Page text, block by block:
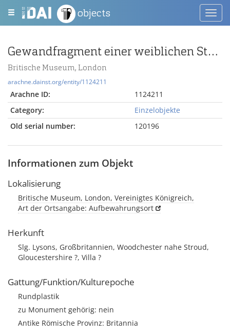
objects
Gewandfragment einer weiblichen Statuette
Britische Museum, London
arachne.dainst.org/entity/1124211
Arachne ID:
1124211
Category:
Einzelobjekte
Old serial number:
120196
Informationen zum Objekt
Lokalisierung
Britische Museum, London, Vereinigtes Königreich,
Art der Ortsangabe: Aufbewahrungsort
Herkunft
Slg. Lysons, Großbritannien, Woodchester nahe Stroud,
Gloucestershire ?, Villa ?
Gattung/Funktion/Kulturepoche
Rundplastik
zu Monument gehörig: nein
Antike Römische Provinz: Britannia